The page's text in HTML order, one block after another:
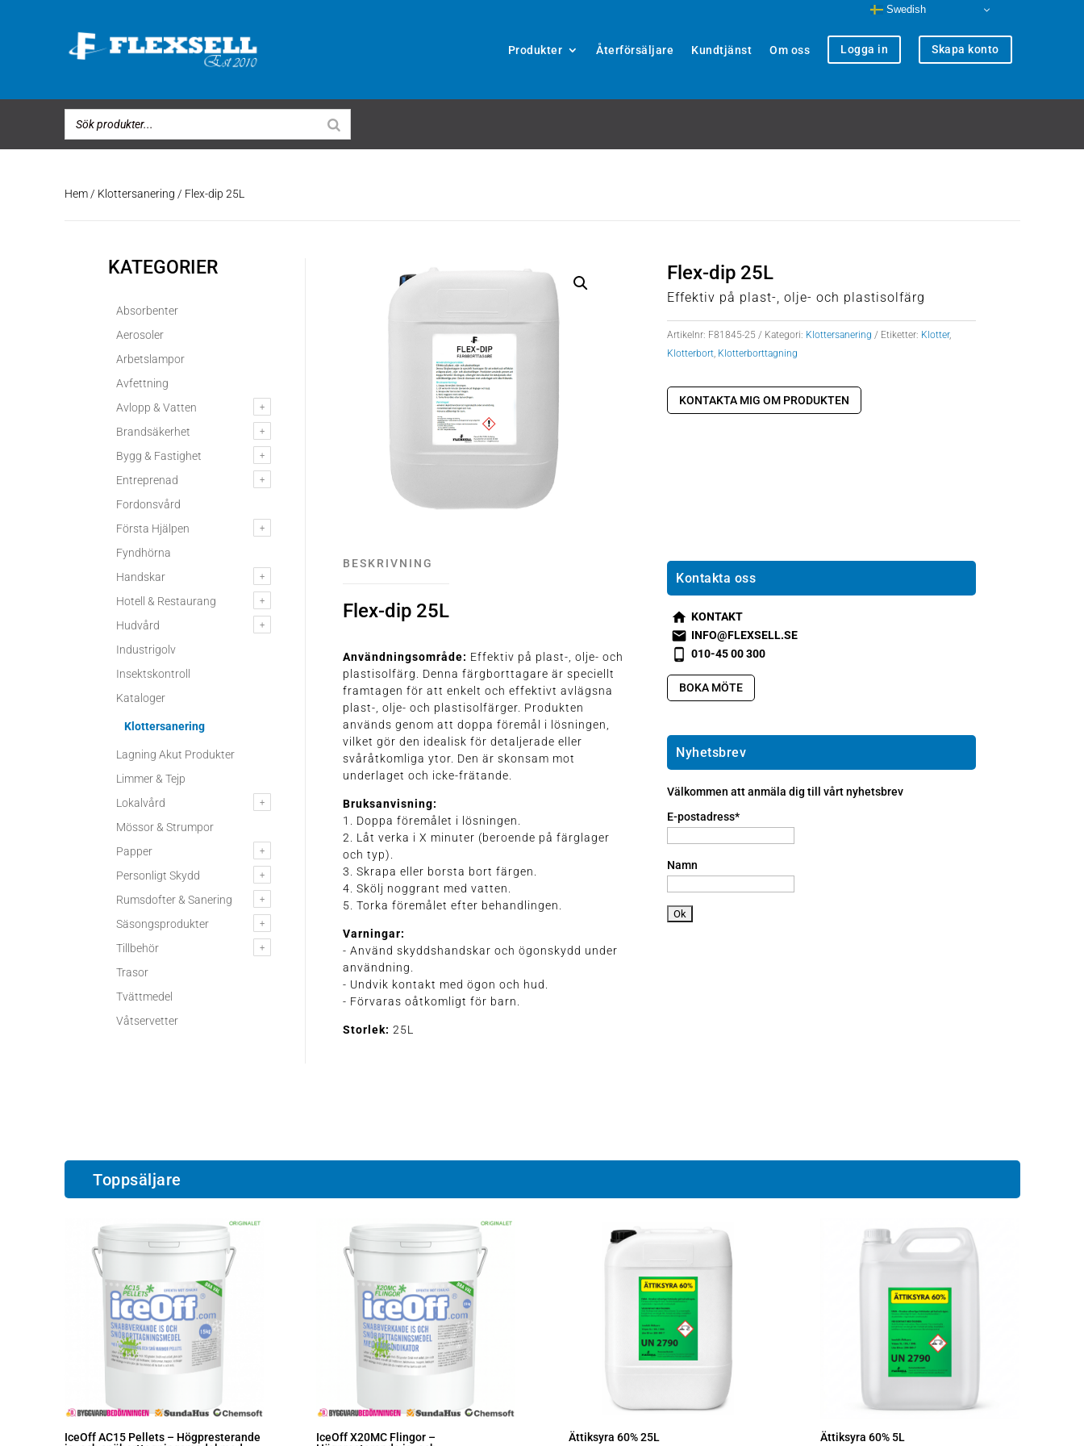
Produkter Återförsäljare Kundtjänst Om oss Logga in Skapa konto
Hem/ Klottersanering / Flex-dip 25L
KATEGORIER
Absorbenter
Aerosoler
Arbetslampor
Avfettning
Avlopp & Vatten
Brandsäkerhet
Bygg & Fastighet
Entreprenad
Fordonsvård
Första Hjälpen
Fyndhörna
Handskar
Hotell & Restaurang
Hudvård
Industrigolv
Insektskontroll
Kataloger
Klottersanering
Lagning Akut Produkter
Limmer & Tejp
Lokalvård
Mössor & Strumpor
Papper
Personligt Skydd
Rumsdofter & Sanering
Säsongsprodukter
Tillbehör
Trasor
Tvättmedel
Våtservetter
BESKRIVNING
Flex-dip 25L
Användningsområde: Effektiv på plast-, olje- och
plastisolfärg. Denna färgborttagare är speciellt
framtagen för att enkelt och effektivt avlägsna
plast-, olje- och plastisolfärger. Produkten
används genom att doppa föremål i lösningen,
vilket gör den idealisk för detaljerade eller
svåråtkomliga ytor. Den är skonsam mot
underlaget och icke-frätande.
Bruksanvisning:
1. Doppa föremålet i lösningen.
2. Låt verka i X minuter (beroende på färglager
och typ).
3. Skrapa eller borsta bort färgen.
4. Skölj noggrant med vatten.
5. Torka föremålet efter behandlingen.
Varningar:
- Använd skyddshandskar och ögonskydd under
användning.
- Undvik kontakt med ögon och hud.
- Förvaras oåtkomligt för barn.
Storlek:25L
Flex-dip 25L
Effektiv på plast-, olje- och plastisolfärg
Artikelnr: F81845-25 Kategori: Klottersanering Etiketter: Klotter,
Klotterbort, Klotterborttagning
KONTAKTA MIG OM PRODUKTEN
Kontakta oss
s
m
t2
o
e
ic
o
KONTAKT
s
m
t1
e
ai
ic
o
n
INFO@FLEXSELL.SE
s
m
t2
h
o
n
e
a
n
dr
oi
d
ic
o
n
010-45 00 300
BOKA MÖTE
Nyhetsbrev
Välkommen att anmäla dig till vårt nyhetsbrev
E-postadress*
Namn
Toppsäljare
IceOff AC15 Pellets – Högpresterande
IceOff X20MC Flingor –
Ättiksyra 60% 25L Ättiksyra 60% 5L
Swedish